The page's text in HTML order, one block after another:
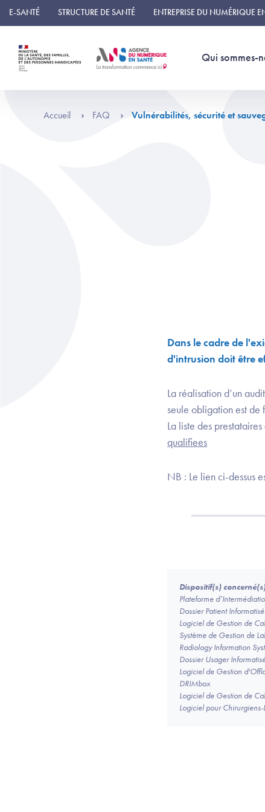
Panneau de gestion des cookies
E-SANTÉ STRUCTURE DE SANTÉ ENTREPRISE DU NUMÉRIQUE
Qui sommes-
Accueil FAQ Vulnérabilités, sécurité et
Dans le cadre de
d'intrusion doit être
La réalisation d’un
seule obligation est de
La liste des
qualifiees
NB : Le lien ci-dessus
Dispositif(s)
Plateforme
Dossier Patient
Logiciel de Gestion de
Système de Gestion de
Radiology Information
Dossier Usager
Logiciel de Gestion
DRIMbox
Logiciel de Gestion de
Logiciel pour